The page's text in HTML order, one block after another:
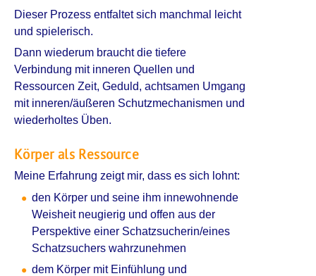
Dieser Prozess entfaltet sich manchmal leicht
und spielerisch.
Dann wiederum braucht die tiefere
Verbindung mit inneren Quellen und
Ressourcen Zeit, Geduld, achtsamen Umgang
mit inneren/äußeren Schutzmechanismen und
wiederholtes Üben.
Körper als Ressource
Meine Erfahrung zeigt mir, dass es sich lohnt:
den Körper und seine ihm innewohnende
Weisheit neugierig und offen aus der
Perspektive einer Schatzsucherin/eines
Schatzsuchers wahrzunehmen
dem Körper mit Einfühlung und